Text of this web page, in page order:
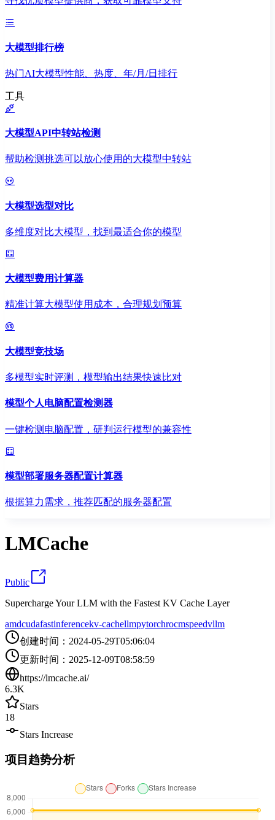
大模型排行榜
热门AI大模型性能、热度、年/月/日排行
工具
大模型API中转站检测
帮助检测挑选可以放心使用的大模型中转站
大模型选型对比
多维度对比大模型，找到最适合你的模型
大模型费用计算器
精准计算大模型使用成本，合理规划预算
大模型竞技场
多模型实时评测，模型输出结果快速比对
模型个人电脑配置检测器
一键检测电脑配置，研判运行模型的兼容性
模型部署服务器配置计算器
根据算力需求，推荐匹配的服务器配置
LMCache
Public
Supercharge Your LLM with the Fastest KV Cache Layer
amdcudafastinferencekv-cachellmpytorchrocmspeedvllm
创建时间 ： 2024-05-29T05:06:04
更新时间 ： 2025-12-09T08:58:59
https://lmcache.ai/
6.3K
Stars
18
Stars Increase
项目趋势分析